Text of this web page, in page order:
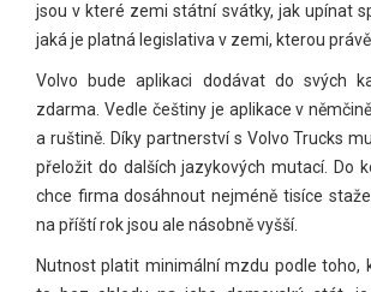
jsou v které zemi státní svátky, jak upínat
jaká je platná legislativa v zemi, kterou
Volvo bude aplikaci dodávat do svých
zdarma. Vedle češtiny je aplikace v
a ruštině. Díky partnerství s Volvo Trucks
přeložit do dalších jazykových mutací. Do
chce firma dosáhnout nejméně tisíce
na příští rok jsou ale násobně vyšší.
Nutnost platit minimální mzdu podle toho,